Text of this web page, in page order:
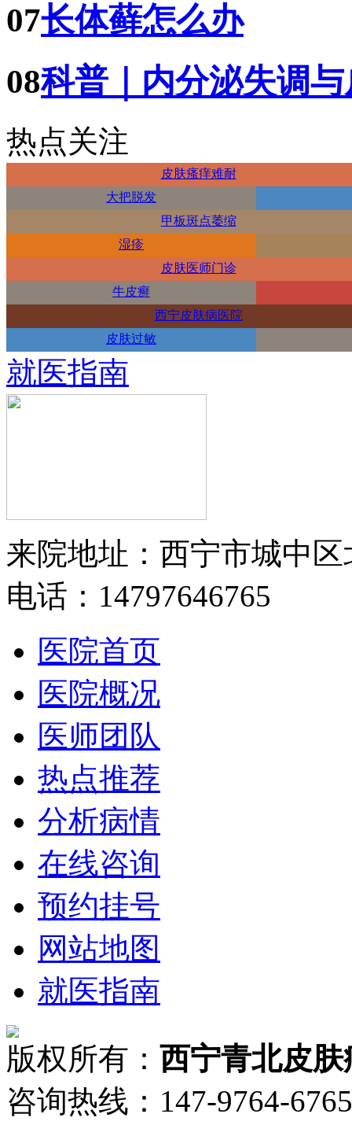
07长体藓怎么办
08科普｜内分泌失调
热点关注
皮肤瘙痒难耐
大把脱发
甲板斑点萎缩
湿疹
皮肤医师门诊
牛皮癣
西宁皮肤病医院
皮肤过敏
就医指南
来院地址：西宁市城中区
电话：14797646765
医院首页
医院概况
医师团队
热点推荐
分析病情
在线咨询
预约挂号
网站地图
就医指南
版权所有： 西宁青北皮肤
咨询热线：147-9764-